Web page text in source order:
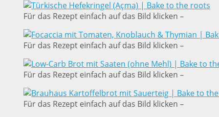
Für das Rezept einfach auf das Bild klicken –
Für das Rezept einfach auf das Bild klicken –
Für das Rezept einfach auf das Bild klicken –
Für das Rezept einfach auf das Bild klicken –